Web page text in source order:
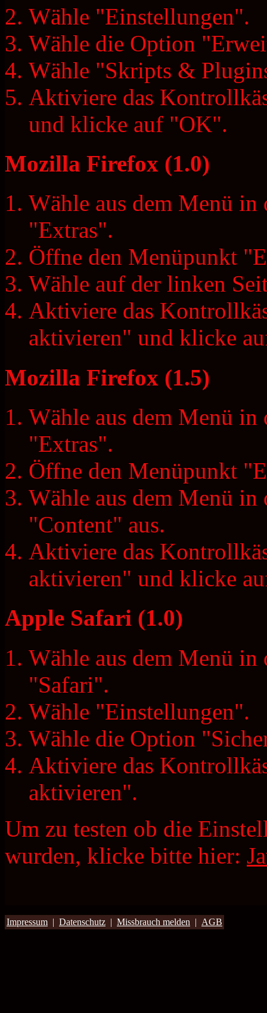
Wähle "Einstellungen".
Wähle die Option
Wähle "Skripts &
Aktiviere das
und klicke auf "OK".
Mozilla Firefox (1.0)
Wähle aus dem Menü
"Extras".
Öffne den Menüpunkt
Wähle auf der linken
Aktiviere das
aktivieren" und klicke
Mozilla Firefox (1.5)
Wähle aus dem Menü
"Extras".
Öffne den Menüpunkt
Wähle aus dem Menü
"Content" aus.
Aktiviere das
aktivieren" und klicke
Apple Safari (1.0)
Wähle aus dem Menü
"Safari".
Wähle "Einstellungen".
Wähle die Option
Aktiviere das
aktivieren".
Um zu testen ob die
wurden, klicke bitte hier:
Impressum | Datenschutz | Missbrauch melden | AGB